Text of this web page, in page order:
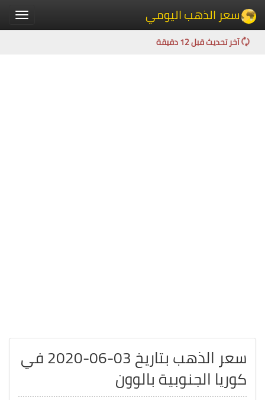
Toggle سعر الذهب اليومي
آخر تحديث قبل 12 دقيقة
سعر الذهب بتاريخ 03-06-2020 في
كوريا الجنوبية بالوون